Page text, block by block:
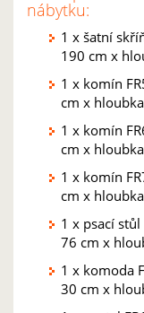
nábytku:
1 x šatní
190 cm x
1 x komín
cm x
1 x komín
cm x
1 x komín
cm x
1 x psací stůl
76 cm x
1 x komoda
30 cm x